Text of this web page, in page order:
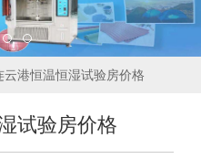
港恒温恒湿试验房价格
试验房价格